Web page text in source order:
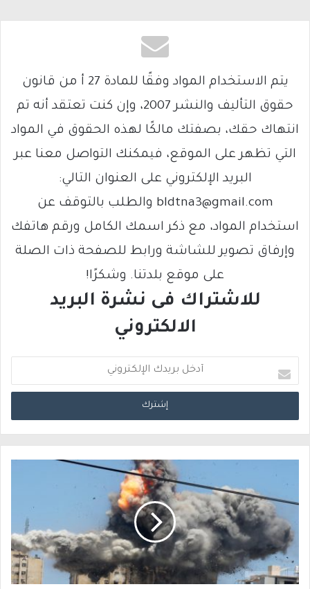
يتم الاستخدام المواد وفقًا للمادة 27 أ من قانون
حقوق التأليف والنشر 2007، وإن كنت تعتقد أنه تم
انتهاك حقك، بصفتك مالكًا لهذه الحقوق في المواد
التي تظهر على الموقع، فيمكنك التواصل معنا عبر
البريد الإلكتروني على العنوان التالي:
bldtna3@gmail.com والطلب بالتوقف عن
استخدام المواد، مع ذكر اسمك الكامل ورقم هاتفك
وإرفاق تصوير للشاشة ورابط للصفحة ذات الصلة
على موقع بلدتنا. وشكرًا!
للاشتراك فى نشرة البريد
الالكتروني
د
خ
د
ك